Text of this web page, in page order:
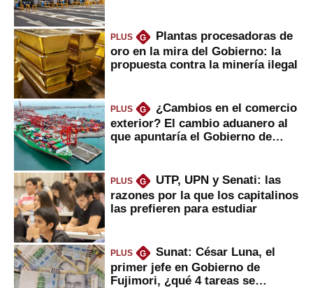
PLUS G
Plantas procesadoras de
oro en la mira del Gobierno: la
propuesta contra la minería ilegal
PLUS G
¿Cambios en el comercio
exterior? El cambio aduanero al
que apuntaría el Gobierno de
PLUS G
UTP, UPN y Senati: las
razones por la que los capitalinos
las prefieren para estudiar
PLUS G
Sunat: César Luna, el
primer jefe en Gobierno de
Fujimori, ¿qué 4 tareas se